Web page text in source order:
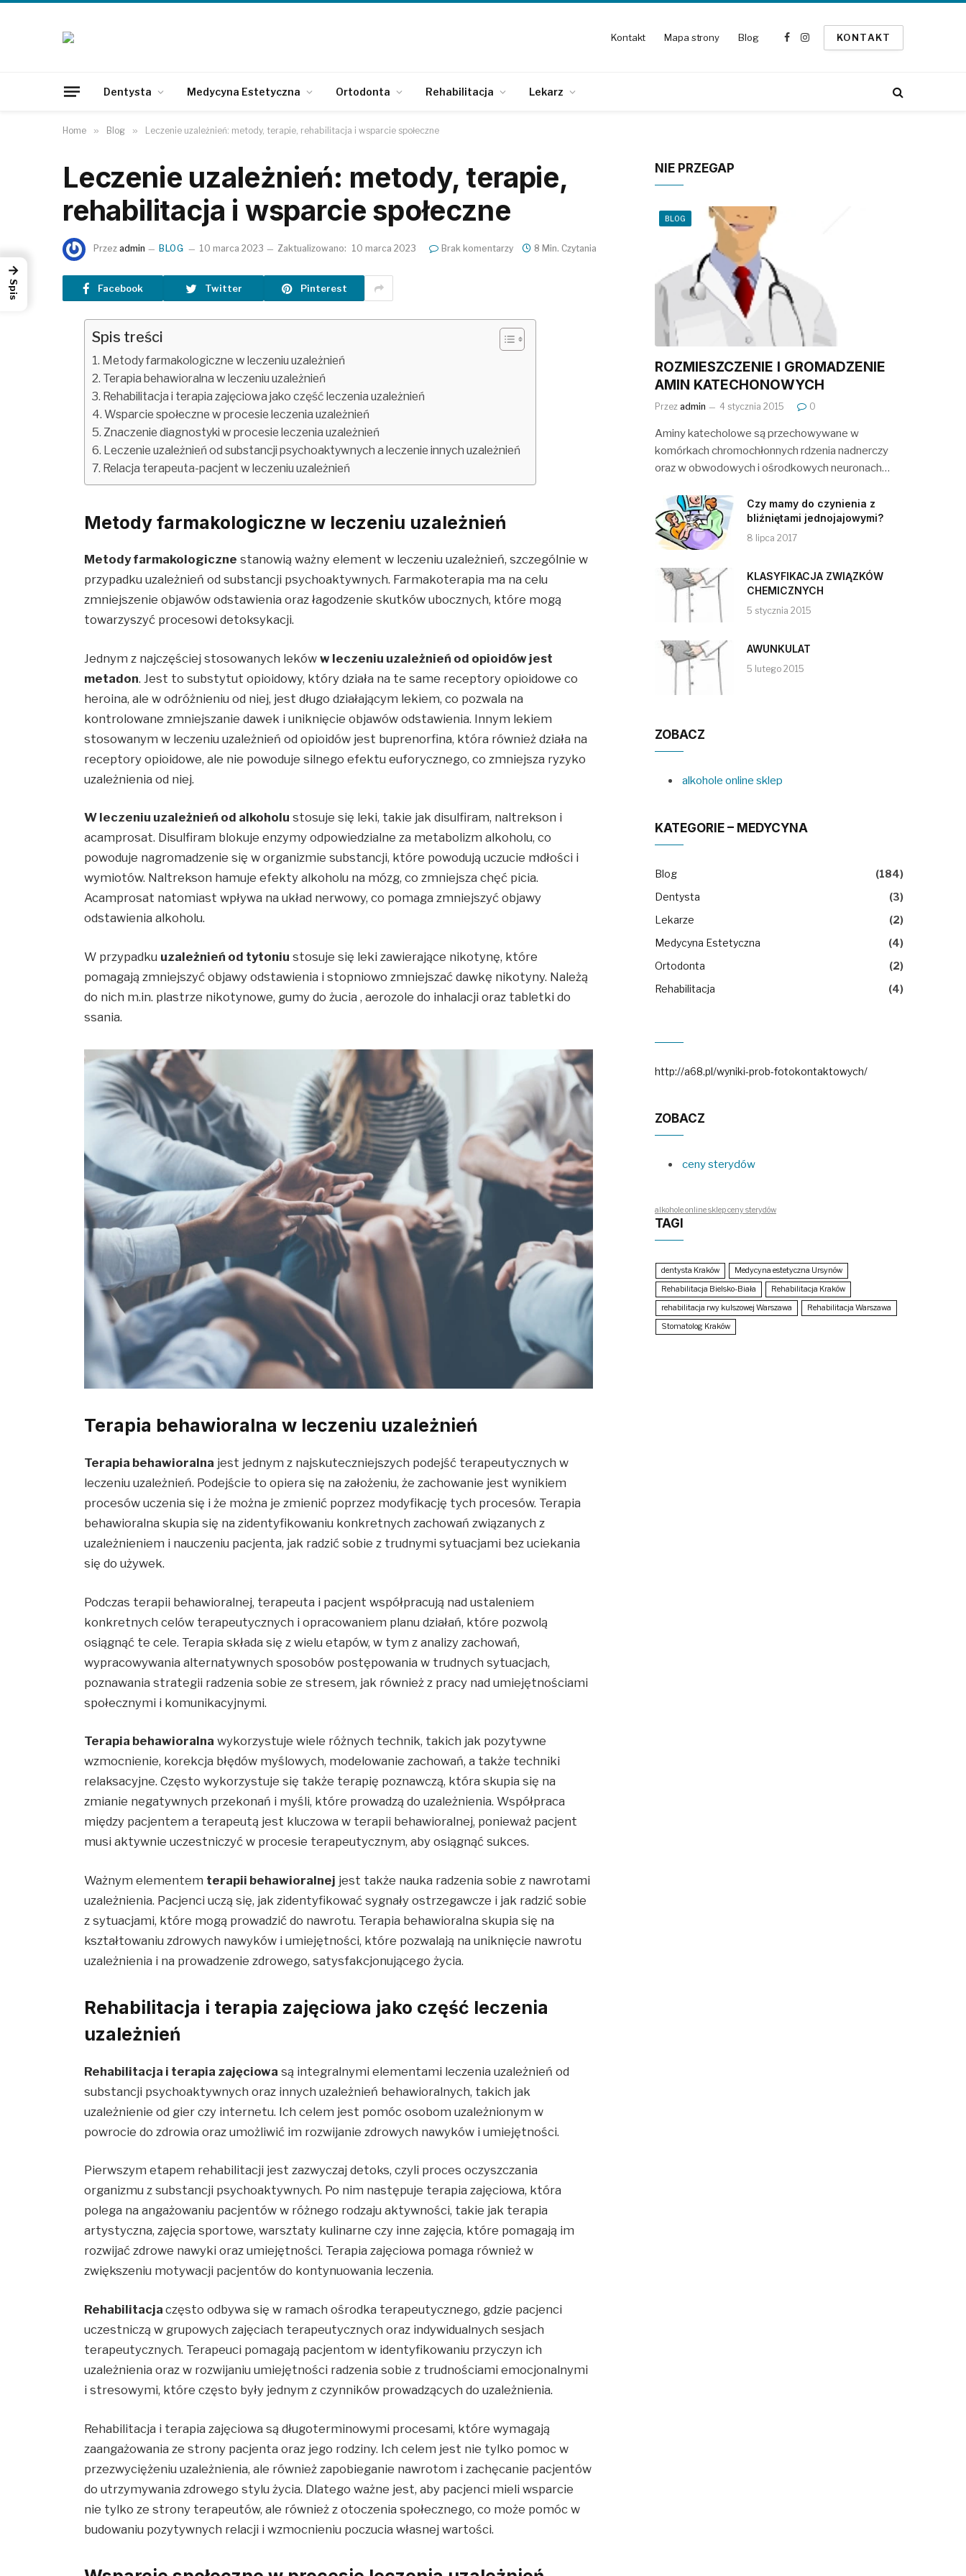
Kontakt Mapa strony Blog
Facebook
Instagram
KONTAKT
Dentysta Medycyna Estetyczna Ortodonta Rehabilitacja Lekarz
Home » Blog » Leczenie uzależnień: metody, terapie, rehabilitacja i wsparcie społeczne
Leczenie uzależnień: metody, terapie,
rehabilitacja i wsparcie społeczne
Przez admin BLOG 10 marca 2023 Zaktualizowano: 10 marca 2023 Brak komentarzy 8 Min. Czytania
Facebook Twitter Pinterest
Spis treści
Metody farmakologiczne w leczeniu uzależnień
Terapia behawioralna w leczeniu uzależnień
Rehabilitacja i terapia zajęciowa jako część leczenia uzależnień
Wsparcie społeczne w procesie leczenia uzależnień
Znaczenie diagnostyki w procesie leczenia uzależnień
Leczenie uzależnień od substancji psychoaktywnych a leczenie innych uzależnień
Relacja terapeuta-pacjent w leczeniu uzależnień
Metody farmakologiczne w leczeniu uzależnień
Metody farmakologiczne stanowią ważny element w leczeniu uzależnień, szczególnie w
przypadku uzależnień od substancji psychoaktywnych. Farmakoterapia ma na celu
zmniejszenie objawów odstawienia oraz łagodzenie skutków ubocznych, które mogą
towarzyszyć procesowi detoksykacji.
Jednym z najczęściej stosowanych lekóww leczeniu uzależnień od opioidów jest
metadon. Jest to substytut opioidowy, który działa na te same receptory opioidowe co
heroina, ale w odróżnieniu od niej, jest długo działającym lekiem, co pozwala na
kontrolowane zmniejszanie dawek i uniknięcie objawów odstawienia. Innym lekiem
stosowanym w leczeniu uzależnień od opioidów jest buprenorfina, która również działa na
receptory opioidowe, ale nie powoduje silnego efektu euforycznego, co zmniejsza ryzyko
uzależnienia od niej.
W leczeniu uzależnień od alkoholu stosuje się leki, takie jak disulfiram, naltrekson i
acamprosat. Disulfiram blokuje enzymy odpowiedzialne za metabolizm alkoholu, co
powoduje nagromadzenie się w organizmie substancji, które powodują uczucie mdłości i
wymiotów. Naltrekson hamuje efekty alkoholu na mózg, co zmniejsza chęć picia.
Acamprosat natomiast wpływa na układ nerwowy, co pomaga zmniejszyć objawy
odstawienia alkoholu.
W przypadku uzależnień od tytoniu stosuje się leki zawierające nikotynę, które
pomagają zmniejszyć objawy odstawienia i stopniowo zmniejszać dawkę nikotyny. Należą
do nich m.in. plastrze nikotynowe, gumy do żucia , aerozole do inhalacji oraz tabletki do
ssania.
Terapia behawioralna w leczeniu uzależnień
Terapia behawioralna jest jednym z najskuteczniejszych podejść terapeutycznych w
leczeniu uzależnień. Podejście to opiera się na założeniu, że zachowanie jest wynikiem
procesów uczenia się i że można je zmienić poprzez modyfikację tych procesów. Terapia
behawioralna skupia się na zidentyfikowaniu konkretnych zachowań związanych z
uzależnieniem i nauczeniu pacjenta, jak radzić sobie z trudnymi sytuacjami bez uciekania
się do używek.
Podczas terapii behawioralnej, terapeuta i pacjent współpracują nad ustaleniem
konkretnych celów terapeutycznych i opracowaniem planu działań, które pozwolą
osiągnąć te cele. Terapia składa się z wielu etapów, w tym z analizy zachowań,
wypracowywania alternatywnych sposobów postępowania w trudnych sytuacjach,
poznawania strategii radzenia sobie ze stresem, jak również z pracy nad umiejętnościami
społecznymi i komunikacyjnymi.
Terapia behawioralna wykorzystuje wiele różnych technik, takich jak pozytywne
wzmocnienie, korekcja błędów myślowych, modelowanie zachowań, a także techniki
relaksacyjne. Często wykorzystuje się także terapię poznawczą, która skupia się na
zmianie negatywnych przekonań i myśli, które prowadzą do uzależnienia. Współpraca
między pacjentem a terapeutą jest kluczowa w terapii behawioralnej, ponieważ pacjent
musi aktywnie uczestniczyć w procesie terapeutycznym, aby osiągnąć sukces.
Ważnym elementem terapii behawioralnej jest także nauka radzenia sobie z nawrotami
uzależnienia. Pacjenci uczą się, jak zidentyfikować sygnały ostrzegawcze i jak radzić sobie
z sytuacjami, które mogą prowadzić do nawrotu. Terapia behawioralna skupia się na
kształtowaniu zdrowych nawyków i umiejętności, które pozwalają na uniknięcie nawrotu
uzależnienia i na prowadzenie zdrowego, satysfakcjonującego życia.
Rehabilitacja i terapia zajęciowa jako część leczenia
uzależnień
Rehabilitacja i terapia zajęciowa są integralnymi elementami leczenia uzależnień od
substancji psychoaktywnych oraz innych uzależnień behawioralnych, takich jak
uzależnienie od gier czy internetu. Ich celem jest pomóc osobom uzależnionym w
powrocie do zdrowia oraz umożliwić im rozwijanie zdrowych nawyków i umiejętności.
Pierwszym etapem rehabilitacji jest zazwyczaj detoks, czyli proces oczyszczania
organizmu z substancji psychoaktywnych. Po nim następuje terapia zajęciowa, która
polega na angażowaniu pacjentów w różnego rodzaju aktywności, takie jak terapia
artystyczna, zajęcia sportowe, warsztaty kulinarne czy inne zajęcia, które pomagają im
rozwijać zdrowe nawyki oraz umiejętności. Terapia zajęciowa pomaga również w
zwiększeniu motywacji pacjentów do kontynuowania leczenia.
Rehabilitacjaczęsto odbywa się w ramach ośrodka terapeutycznego, gdzie pacjenci
uczestniczą w grupowych zajęciach terapeutycznych oraz indywidualnych sesjach
terapeutycznych. Terapeuci pomagają pacjentom w identyfikowaniu przyczyn ich
uzależnienia oraz w rozwijaniu umiejętności radzenia sobie z trudnościami emocjonalnymi
i stresowymi, które często były jednym z czynników prowadzących do uzależnienia.
Rehabilitacja i terapia zajęciowa są długoterminowymi procesami, które wymagają
zaangażowania ze strony pacjenta oraz jego rodziny. Ich celem jest nie tylko pomoc w
przezwyciężeniu uzależnienia, ale również zapobieganie nawrotom i zachęcanie pacjentów
do utrzymywania zdrowego stylu życia. Dlatego ważne jest, aby pacjenci mieli wsparcie
nie tylko ze strony terapeutów, ale również z otoczenia społecznego, co może pomóc w
budowaniu pozytywnych relacji i wzmocnieniu poczucia własnej wartości.
NIE PRZEGAP
BLOG
ROZMIESZCZENIE I GROMADZENIE
AMIN KATECHONOWYCH
Przez admin 4 stycznia 2015 0
Aminy katecholowe są przechowywane w
komórkach chromochłonnych rdzenia nadnerczy
oraz w obwodowych i ośrodkowych neuronach…
Czy mamy do czynienia z
bliźniętami jednojajowymi?
8 lipca 2017
KLASYFIKACJA ZWIĄZKÓW
CHEMICZNYCH
5 stycznia 2015
AWUNKULAT
5 lutego 2015
ZOBACZ
alkohole online sklep
KATEGORIE – MEDYCYNA
Blog
(184)
Dentysta
(3)
Lekarze
(2)
Medycyna Estetyczna
(4)
Ortodonta
(2)
Rehabilitacja
(4)
http://a68.pl/wyniki-prob-fotokontaktowych/
ZOBACZ
ceny sterydów
alkohole online sklep ceny sterydów
TAGI
dentysta Kraków
Medycyna estetyczna Ursynów
Rehabilitacja Bielsko-Biała
Rehabilitacja Kraków
rehabilitacja rwy kulszowej Warszawa
Rehabilitacja Warszawa
Stomatolog Kraków
→
Spis